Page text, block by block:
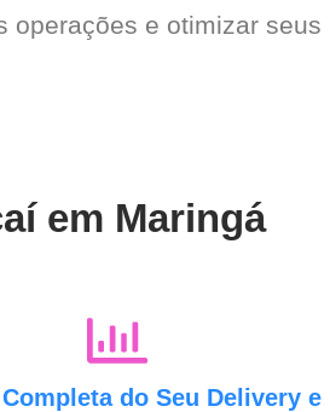
operações e otimizar seus
em Maringá
do Seu Delivery e